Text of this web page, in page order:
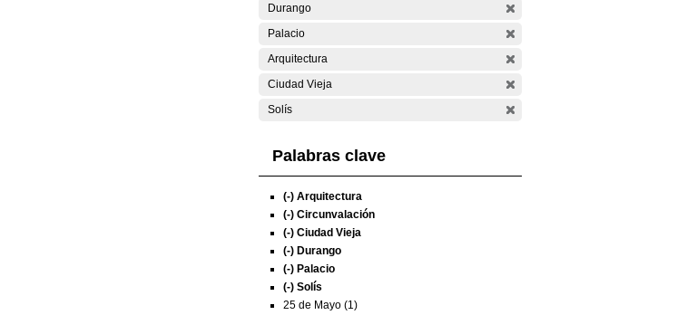
Durango
Palacio
Arquitectura
Ciudad Vieja
Solís
Palabras clave
(-) Arquitectura
(-) Circunvalación
(-) Ciudad Vieja
(-) Durango
(-) Palacio
(-) Solís
25 de Mayo (1)